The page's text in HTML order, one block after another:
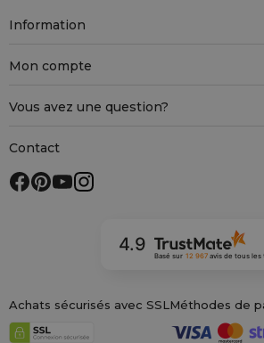
Information
Mon compte
Vous avez une question?
Contact
4.9
Basé sur 12 967 avisde tous les
Achats sécurisés avec SSL Méthodes de